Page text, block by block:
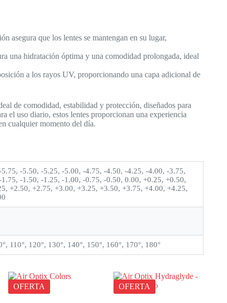
asegura que los lentes se mantengan en su lugar,
una hidratación óptima y una comodidad prolongada, ideal
a los rayos UV, proporcionando una capa adicional de
de comodidad, estabilidad y protección, diseñados para
el uso diario, estos lentes proporcionan una experiencia
cualquier momento del día.
-5.50, -5.25, -5.00, -4.75, -4.50, -4.25, -4.00, -3.75,
-1.50, -1.25, -1.00, -0.75, -0.50, 0.00, +0.25, +0.50,
+2.50, +2.75, +3.00, +3.25, +3.50, +3.75, +4.00, +4.25,
110°, 120°, 130°, 140°, 150°, 160°, 170°, 180°
OFERTA OFERTA